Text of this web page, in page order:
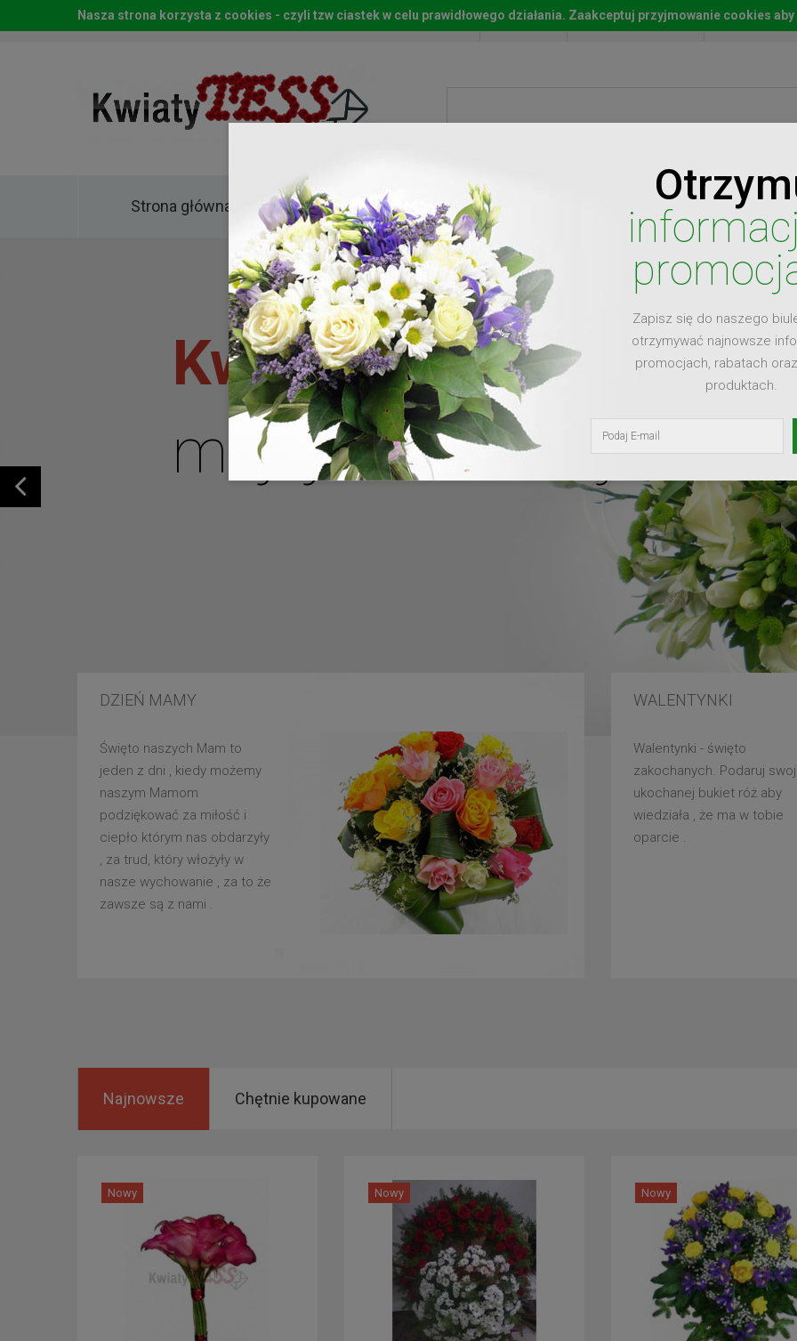
Start Moje konto Lista
Strona główna Kwiaty
Kwiaty dla
mojej ukochanej
DZIEŃ MAMY
Święto naszych Mam to
jeden z dni , kiedy możemy
naszym Mamom
podziękować za miłość i
ciepło którym nas obdarzyły
, za trud, który włożyły w
nasze wychowanie , za to że
zawsze są z nami .
WALENTYNKI
Walentynki - święto
zakochanych. Podaruj
ukochanej bukiet róż aby
wiedziała , że ma w tobie
oparcie .
Zapisz się do naszego
otrzymywać najnowsze
promocjach, rabatach
produktach.
Najnowsze Chętnie kupowane
Nowy Nowy Nowy
Nasza strona korzysta z cookies - czyli tzw ciastek w celu prawidłowego działania. Zaakceptuj przyjmowanie cookies